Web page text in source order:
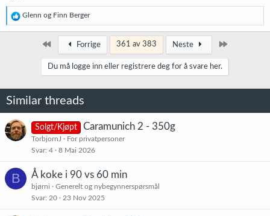
R
e
a
r
Glenn og Finn Berger
Først Forrige 361 av 383 Neste
Du må logge inn eller registrere deg for å svare her.
Similar threads
Solgt/Kjøpt Caramunich 2 - 350g
TorbjornJ
For privatpersoner
Svar 4 8 Mai 2026
B Å koke i 90 vs 60 min
bjørni
Generelt og nybegynnerspørsmål
Svar 20 23 Nov 2025